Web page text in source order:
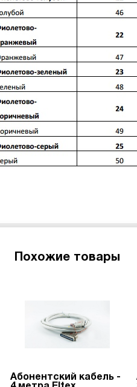
Похожие товары
Абонентский кабель -